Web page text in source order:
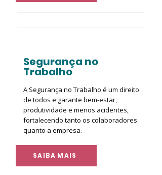
Segurança no
Trabalho
A Segurança no Trabalho é um direito
de todos e garante bem-estar,
produtividade e menos acidentes,
fortalecendo tanto os colaboradores
quanto a empresa.
SAIBA MAIS